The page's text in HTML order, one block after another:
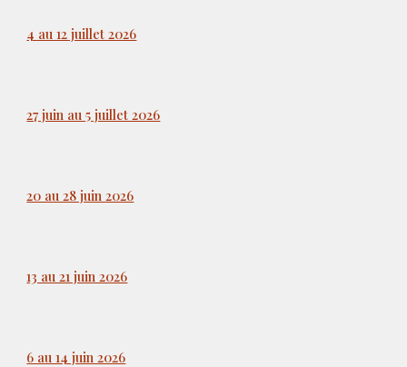
4 au 12 juillet 2026
27 juin au 5 juillet 2026
20 au 28 juin 2026
13 au 21 juin 2026
6 au 14 juin 2026